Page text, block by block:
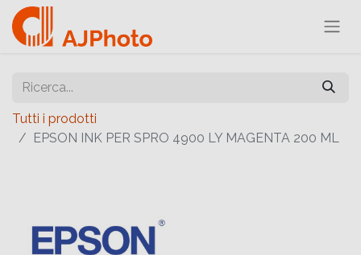
Tutti i prodotti
EPSON INK PER SPRO 4900 LY MAGENTA 200 ML